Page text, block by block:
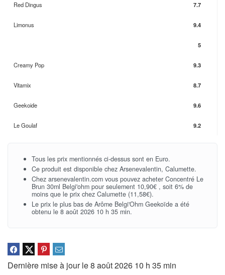
Red Dingus 7.7
Limonus 9.4
5
Creamy Pop 9.3
Vitamix 8.7
Geekoide 9.6
Le Goulaf 9.2
Tous les prix mentionnés ci-dessus sont en Euro.
Ce produit est disponible chez Arsenevalentin, Calumette.
Chez arsenevalentin.com vous pouvez acheter Concentré Le
Brun 30ml Belgi'ohm pour seulement 10,90€ , soit 6% de
moins que le prix chez Calumette (11,58€).
Le prix le plus bas de Arôme Belgi'Ohm Geekoïde a été
obtenu le 8 août 2026 10 h 35 min.
Dernière mise à jour le 8 août 2026 10 h 35 min